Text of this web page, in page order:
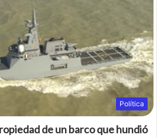
Política
de un barco que hundió